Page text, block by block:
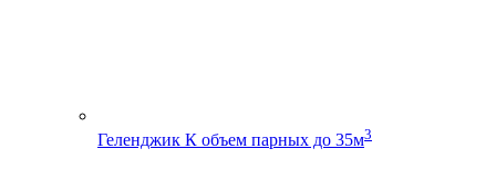
Геленджик К объем парных до 35м3